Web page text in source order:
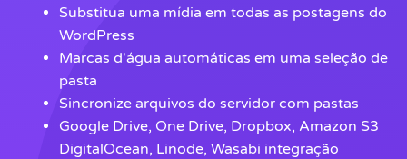
Substitua uma mídia em todas as postagens do
WordPress
Marcas d'água automáticas em uma seleção de
pasta
Sincronize arquivos do servidor com pastas
Google Drive, One Drive, Dropbox, Amazon S3
DigitalOcean, Linode, Wasabi integração